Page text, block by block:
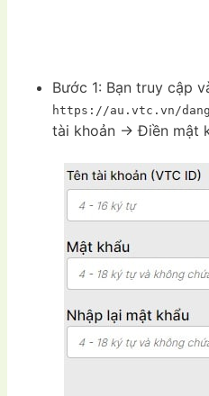
Bước 1: Bạn truy cập
https://au.vtc.vn/
tài khoản -> Điền mật